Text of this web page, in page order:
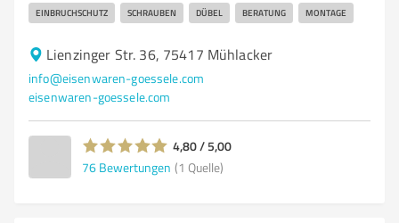
EINBRUCHSCHUTZ SCHRAUBEN DÜBEL BERATUNG MONTAGE
Lienzinger Str. 36, 75417 Mühlacker
info@eisenwaren-goessele.com
eisenwaren-goessele.com
4,80 / 5,00
76 Bewertungen (1 Quelle)